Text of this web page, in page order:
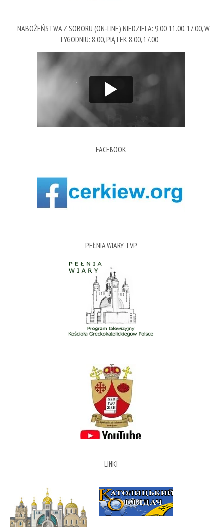
NABOŻEŃSTWA Z SOBORU (ON-LINE) NIEDZIELA: 9.00, 11.00, 17.00, W
TYGODNIU: 8.00, PIĄTEK 8.00, 17.00
FACEBOOK
PEŁNIA WIARY TVP
LINKI